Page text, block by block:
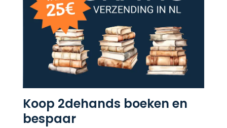
Koop 2dehands boeken en
bespaar